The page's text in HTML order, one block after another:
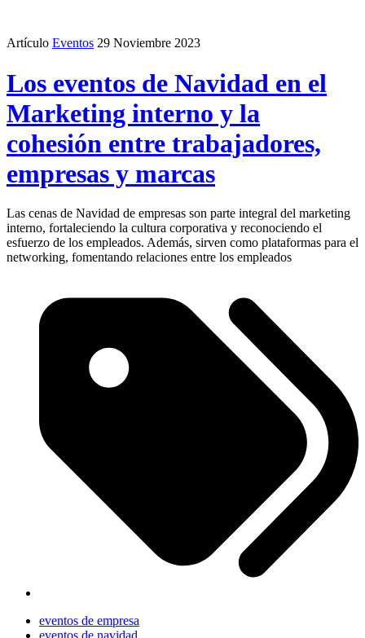
Artículo Eventos 29 Noviembre 2023
Los eventos de Navidad en el
Marketing interno y la
cohesión entre trabajadores,
empresas y marcas
Las cenas de Navidad de empresas son parte integral del marketing
interno, fortaleciendo la cultura corporativa y reconociendo el
esfuerzo de los empleados. Además, sirven como plataformas para el
networking, fomentando relaciones entre los empleados
eventos de empresa
eventos de navidad